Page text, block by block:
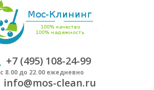
+7 (495) 108-24-99
с 8.00 до 22.00 ежедневно
info@mos-clean.ru